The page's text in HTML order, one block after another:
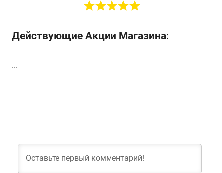
Действующие Акции Магазина:
...